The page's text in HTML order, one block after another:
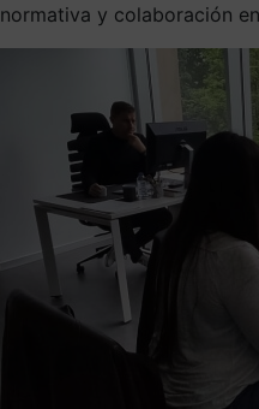
normativa y colaboración